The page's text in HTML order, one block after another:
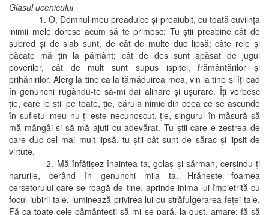
Glasul ucenicului
1. O, Domnul meu preadulce şi preaiubit, cu toată cuviinţa
inimii mele doresc acum să te primesc: Tu ştii preabine cât de
şubred şi de slab sunt, de cât de multe duc lipsă; câte rele şi
păcate mă ţin la pământ; cât de des sunt apăsat de jugul
poverilor, cât de mult sunt supus ispitei, frământărilor şi
prihănirilor. Alerg la tine ca la tămăduirea mea, vin la tine şi îţi cad
în genunchi rugându-te să-mi dai alinare şi uşurare. Îţi vorbesc
ţie, care le ştii pe toate, ţie, căruia nimic din ceea ce se ascunde
în sufletul meu nu-ţi este necunoscut, ţie, singurul în măsură să
mă mângâi şi să mă ajuţi cu adevărat. Tu ştii care e zestrea de
care duc cel mai mult lipsă, tu ştii cât sunt de sărac şi lipsit de
virtute.
2. Mă înfăţişez înaintea ta, golaş şi sărman, cerşindu-ţi
harurile, cerând în genunchi mila ta. Hrăneşte foamea
cerşetorului care se roagă de tine, aprinde inima lui împietrită cu
focul iubirii tale, luminează privirea lui cu străfulgerarea feţei tale.
Fă ca toate cele pământeşti să mi se pară, la gust, amare; fă să